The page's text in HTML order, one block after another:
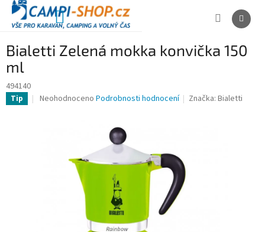
Přejít
obsah
NÁKUPNÍ
Bialetti Zelená mokka konvička 150
ml
494140
Tip
Průměrné
Neohodnoceno Podrobnosti hodnocení Značka:Bialetti